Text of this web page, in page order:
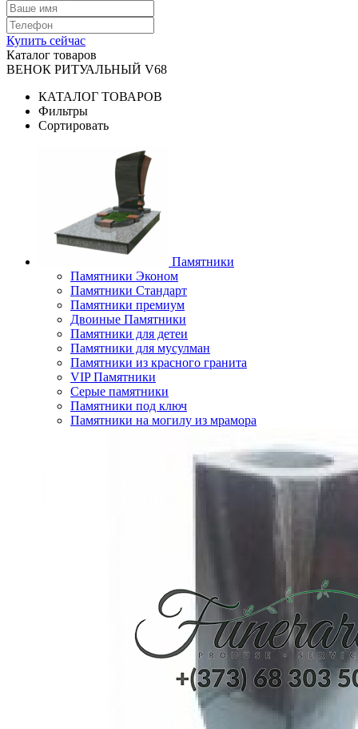
Купить сейчас
Каталог товаров
ВЕНОК РИТУАЛЬНЫЙ V68
КАТАЛОГ ТОВАРОВ
Фильтры
Сортировать
Памятники
Памятники Эконом
Памятники Стандарт
Памятники премиум
Двоиные Памятники
Памятники для детеи
Памятники для мусулман
Памятники из красного гранита
VIP Памятники
Серые памятники
Памятники под ключ
Памятники на могилу из мрамора